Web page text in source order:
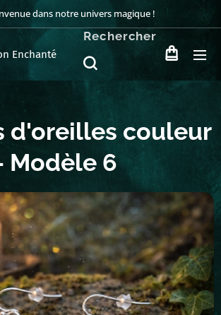
dans notre univers magique !
Enchanté
Rechercher
d'oreilles couleur
Modèle 6